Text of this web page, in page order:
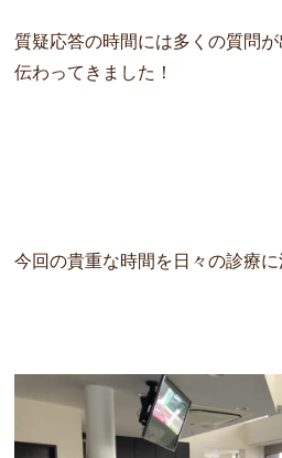
質疑応答の時間には多くの質問
伝わってきました！
今回の貴重な時間を日々の診療